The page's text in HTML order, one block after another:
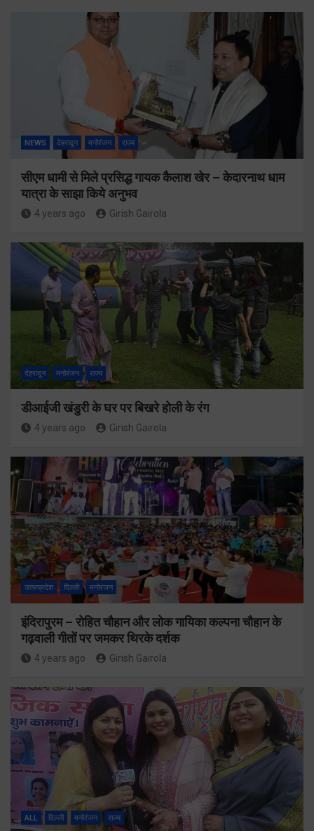
NEWS देहरादून मनोरंजन राज्य
सीएम धामी से मिले प्रसिद्ध गायक कैलाश खेर – केदारनाथ धाम
यात्रा के साझा किये अनुभव
4 years ago Girish Gairola
देहरादून मनोरंजन राज्य
डीआईजी खंडुरी के घर पर बिखरे होली के रंग
4 years ago Girish Gairola
उत्तरप्रदेश दिल्ली मनोरंजन
इंदिरापुरम – रोहित चौहान और लोक गायिका कल्पना चौहान के
गढ़वाली गीतों पर जमकर थिरके दर्शक
4 years ago Girish Gairola
ALL दिल्ली मनोरंजन राज्य